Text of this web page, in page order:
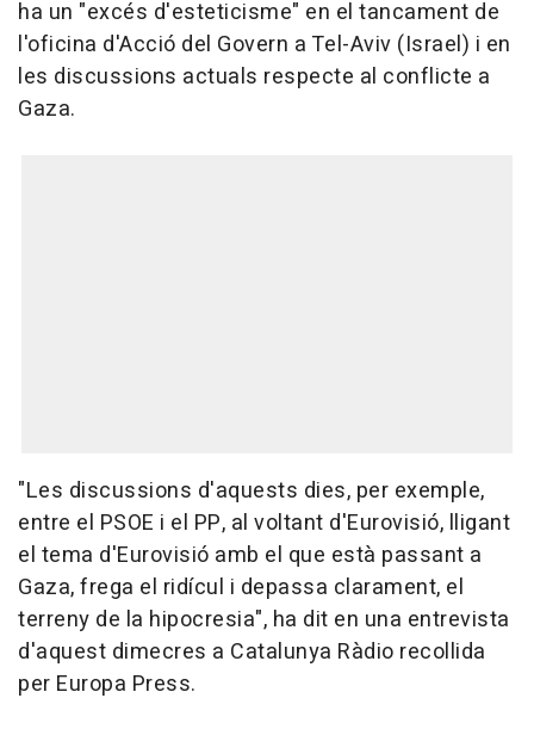
ha un "excés d'esteticisme" en el tancament de
l'oficina d'Acció del Govern a Tel-Aviv (Israel) i en
les discussions actuals respecte al conflicte a
Gaza.
"Les discussions d'aquests dies, per exemple,
entre el PSOE i el PP, al voltant d'Eurovisió, lligant
el tema d'Eurovisió amb el que està passant a
Gaza, frega el ridícul i depassa clarament, el
terreny de la hipocresia", ha dit en una entrevista
d'aquest dimecres a Catalunya Ràdio recollida
per Europa Press.